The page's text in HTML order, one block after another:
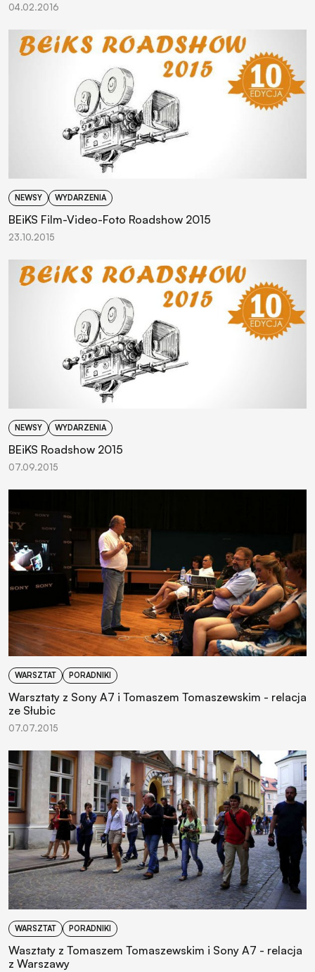
04.02.2016
NEWSY WYDARZENIA
BEiKS Film-Video-Foto Roadshow 2015
23.10.2015
NEWSY WYDARZENIA
BEiKS Roadshow 2015
07.09.2015
WARSZTAT PORADNIKI
Warsztaty z Sony A7 i Tomaszem Tomaszewskim - relacja
ze Słubic
07.07.2015
WARSZTAT PORADNIKI
Wasztaty z Tomaszem Tomaszewskim i Sony A7 - relacja
z Warszawy